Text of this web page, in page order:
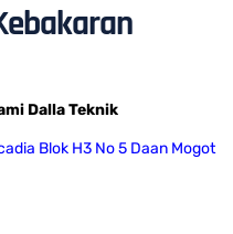
Dalla Teknik
Blok H3 No 5 Daan Mogot